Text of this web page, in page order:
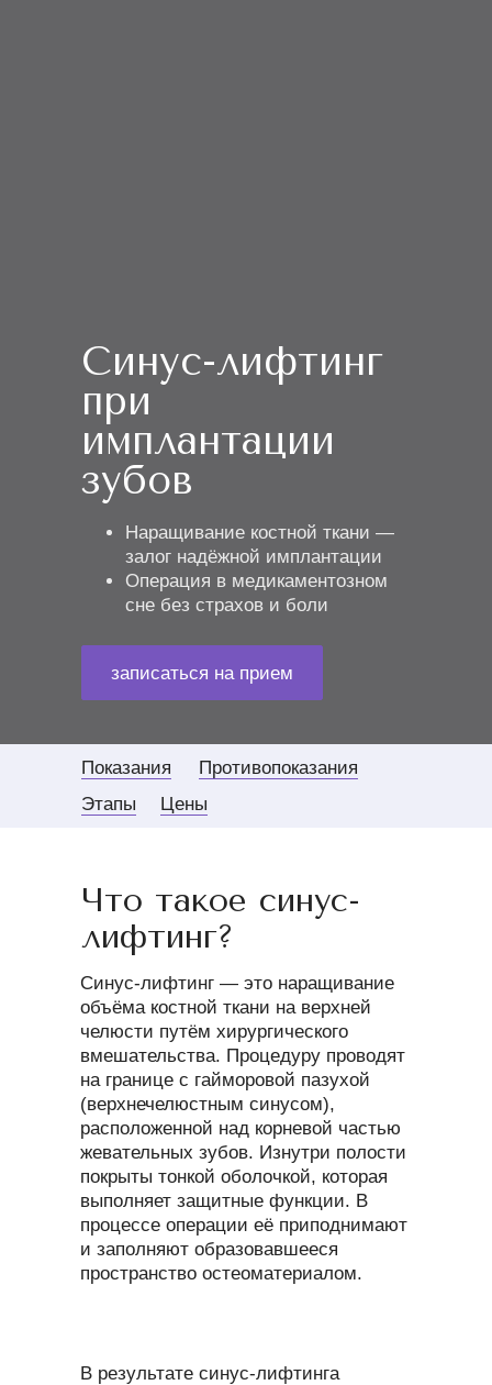
Синус-лифтинг
при
имплантации
зубов
Наращивание костной ткани —
залог надёжной имплантации
Операция в медикаментозном
сне без страхов и боли
записаться на прием
Показания
Противопоказания
Этапы
Цены
Что такое синус-
лифтинг?
Синус-лифтинг — это наращивание
объёма костной ткани на верхней
челюсти путём хирургического
вмешательства. Процедуру проводят
на границе с гайморовой пазухой
(верхнечелюстным синусом),
расположенной над корневой частью
жевательных зубов. Изнутри полости
покрыты тонкой оболочкой, которая
выполняет защитные функции. В
процессе операции её приподнимают
и заполняют образовавшееся
пространство остеоматериалом.
В результате синус-лифтинга